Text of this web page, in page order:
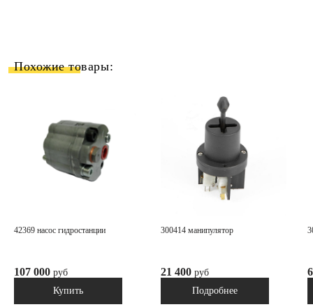
Похожие товары:
42369 насос гидростанции
107 000 руб
В наличииКупить
300414 манипулятор
21 400 руб
Под заказ
Подробнее